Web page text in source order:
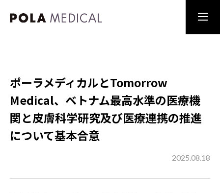
ポーラメディカルとTomorrow
Medical、ベトナム最高水準の医療機
関と皮膚科学研究及び医療連携の推進
について基本合意
2025.08.18